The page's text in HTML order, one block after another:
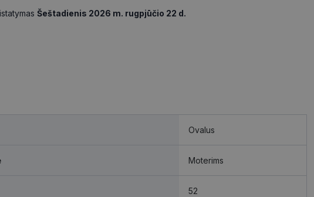
Šeštadienis 2026 m. rugpjūčio 22 d.
Ovalus
Moterims
52